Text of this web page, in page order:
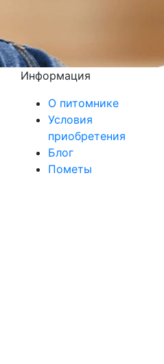
Информация
О питомнике
Условия
приобретения
Блог
Пометы